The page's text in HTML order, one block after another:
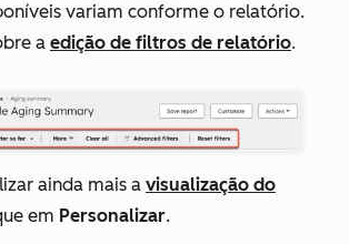
variam conforme o relatório.
a edição de filtros de relatório.
ainda mais a visualização do
em Personalizar.